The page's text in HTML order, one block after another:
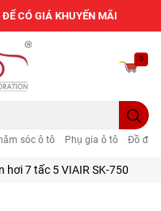
sóc ô tô Phụ gia ô tô Đồ
0
hơi 7 tấc 5 VIAIR SK-750
CÓ GIÁ KHUYẾN MÃI